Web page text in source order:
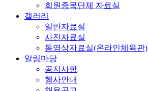
회원종목단체 자료실
갤러리
일반자료실
사진자료실
동영상자료실(온라인체육관)
알림마당
공지사항
행사안내